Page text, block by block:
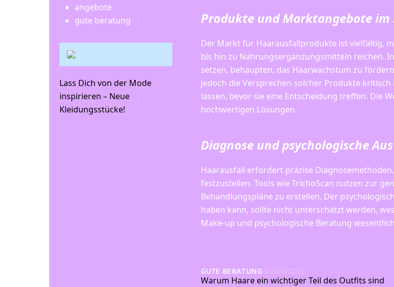
Produkte und Marktangebote im
Der Markt für Haarausfallprodukte ist vielfältig,
bis hin zu Nahrungsergänzungsmitteln reichen.
setzen, behaupten, das Haarwachstum zu
jedoch die Versprechen solcher Produkte
lassen, bevor sie eine Entscheidung treffen. Die
hochwertigen Lösungen.
Diagnose und psychologische
Haarausfall erfordert präzise
festzustellen. Tools wie TrichoScan nutzen zur
Behandlungspläne zu erstellen. Der
haben kann, sollte nicht unterschätzt werden,
Make-up und psychologische Beratung
GUTE BERATUNG
Warum Haare ein wichtiger Teil des Outfits sind
angebote
gute beratung
Lass Dich von der Mode
inspirieren – Neue
Kleidungsstücke!